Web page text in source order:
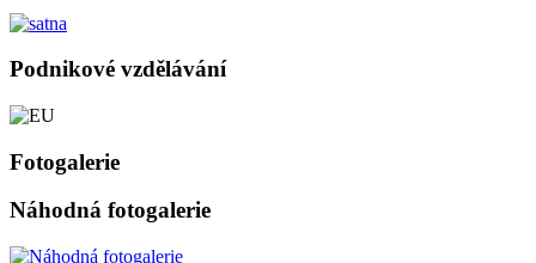
Podnikové vzdělávání
Fotogalerie
Náhodná fotogalerie